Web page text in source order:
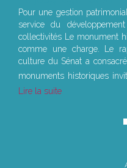
Pour une gestion
service du
collectivités Le monument
comme une charge. Le
culture du Sénat a
monuments historiques
Lire la suite